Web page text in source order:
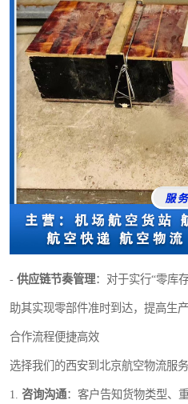
- 供应链节奏管理：对于实行“零库
助其实现零部件准时到达，提高生产
合作流程便捷高效
选择我们的西安到北京航空物流服
1. 咨询沟通：客户告知货物类型、